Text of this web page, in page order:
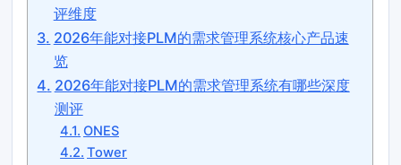
评维度
2026年能对接PLM的需求管理系统核心产品速
览
2026年能对接PLM的需求管理系统有哪些深度
测评
ONES
Tower